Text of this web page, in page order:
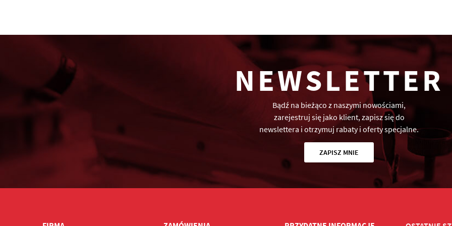
NEWSLETTER
Bądź na bieżąco z naszymi nowościami,
zarejestruj się jako klient, zapisz się do
newslettera i otrzymuj rabaty i oferty specjalne.
ZAPISZ MNIE